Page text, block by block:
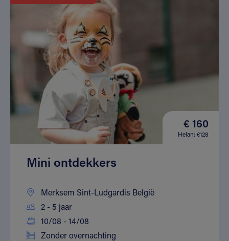
€ 160
Helan: €128
Mini ontdekkers
Merksem Sint-Ludgardis België
2 - 5 jaar
10/08 - 14/08
Zonder overnachting